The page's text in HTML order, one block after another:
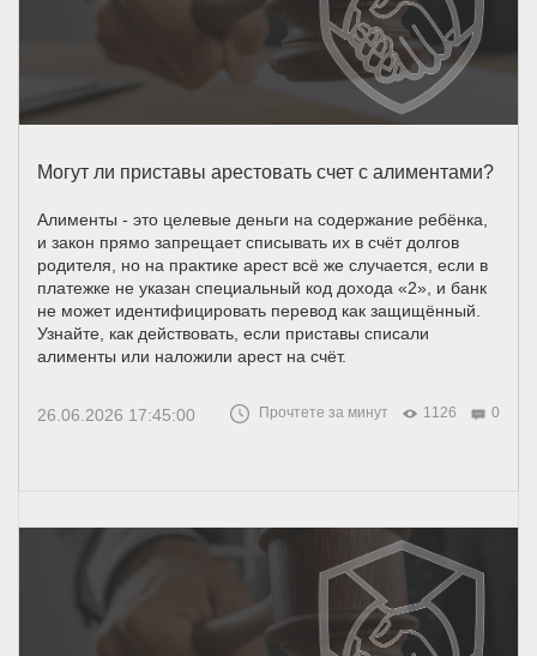
Могут ли приставы арестовать счет с алиментами?
Алименты - это целевые деньги на содержание ребёнка,
и закон прямо запрещает списывать их в счёт долгов
родителя, но на практике арест всё же случается, если в
платежке не указан специальный код дохода «2», и банк
не может идентифицировать перевод как защищённый.
Узнайте, как действовать, если приставы списали
алименты или наложили арест на счёт.
26.06.2026 17:45:00 Прочтете за минут 1126 0